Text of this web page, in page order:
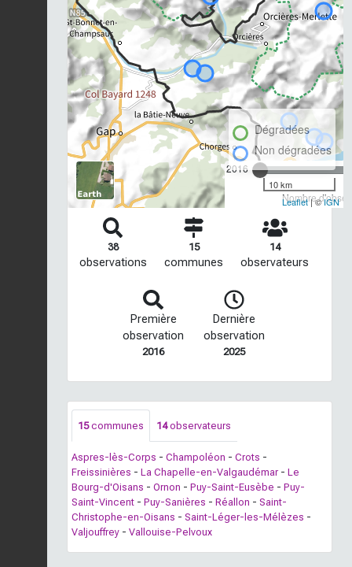
2016
Nombre
Dégradées
Non dégradées
10 km
Leaflet| ©IGN
38
observations
15
communes
14
observateurs
Première
observation
2016
Dernière
observation
2025
15communes 14observateurs
Aspres-lès-Corps - Champoléon - Crots -
Freissinières - La Chapelle-en-Valgaudémar - Le
Bourg-d'Oisans - Ornon - Puy-Saint-Eusèbe - Puy-
Saint-Vincent - Puy-Sanières - Réallon - Saint-
Christophe-en-Oisans - Saint-Léger-les-Mélèzes -
Valjouffrey - Vallouise-Pelvoux